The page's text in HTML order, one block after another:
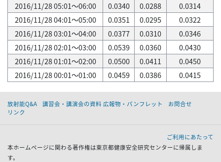
2016/11/28 05:01～06:00
0.0340 0.0288
0.0314
2016/11/28 04:01～05:00
0.0351 0.0295
0.0322
2016/11/28 03:01～04:00
0.0377 0.0310
0.0346
2016/11/28 02:01～03:00
0.0539 0.0360
0.0430
2016/11/28 01:01～02:00
0.0500 0.0411
0.0450
2016/11/28 00:01～01:00
0.0459 0.0386 0.0415
放射能Q&A 講習会・講演会の資料 広報物・パンフレット
お問合せ
リンク
ご利用にあたって
本ホームページに関わる著作権は東京都健康安全研究センターに帰属しま
す。